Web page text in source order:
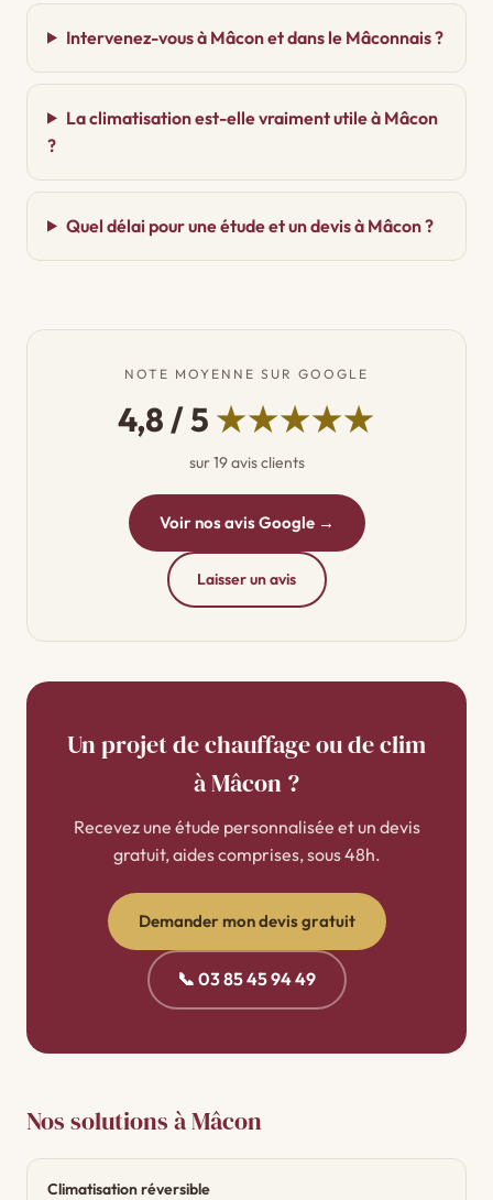
Intervenez-vous à Mâcon et dans le Mâconnais ?
La climatisation est-elle vraiment utile à Mâcon
?
Quel délai pour une étude et un devis à Mâcon ?
NOTE MOYENNE SUR GOOGLE
4,8 / 5 ★★★★★
sur 19 avis clients
Voir nos avis Google →
Laisser un avis
Un projet de chauffage ou de clim
à Mâcon ?
Recevez une étude personnalisée et un devis
gratuit, aides comprises, sous 48h.
Demander mon devis gratuit
📞 03 85 45 94 49
Nos solutions à Mâcon
Climatisation réversible